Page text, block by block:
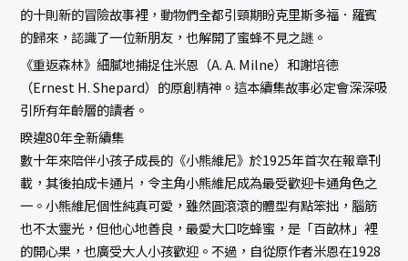
的十則新的冒險故事裡，動物們全都引頸期盼克里斯多福．羅賓
的歸來，認識了一位新朋友，也解開了蜜蜂不見之謎。
《重返森林》細膩地捕捉住米恩（A. A. Milne）和謝培德
（Ernest H. Shepard）的原創精神。這本續集故事必定會深深吸
引所有年齡層的讀者。
睽違80年全新續集
數十年來陪伴小孩子成長的《小熊維尼》於1925年首次在報章刊
載，其後拍成卡通片，令主角小熊維尼成為最受歡迎卡通角色之
一。小熊維尼個性純真可愛，雖然圓滾滾的體型有點笨拙，腦筋
也不太靈光，但他心地善良，最愛大口吃蜂蜜，是「百畝林」裡
的開心果，也廣受大人小孩歡迎。不過，自從原作者米恩在1928